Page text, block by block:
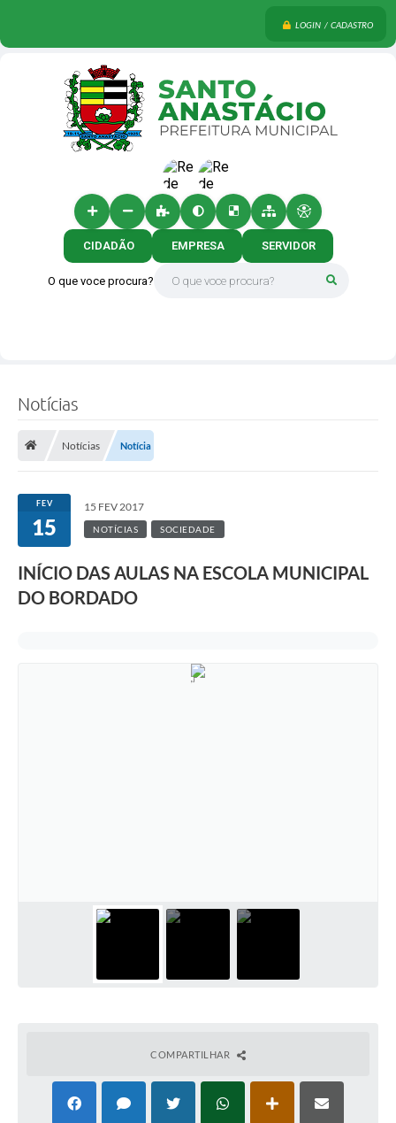
LOGIN / CADASTRO
O que voce procura?
CIDADÃO EMPRESA SERVIDOR
Notícias
Notícias Notícia
FEV
15
15 FEV 2017
NOTÍCIAS SOCIEDADE
INÍCIO DAS AULAS NA ESCOLA MUNICIPAL
DO BORDADO
COMPARTILHAR